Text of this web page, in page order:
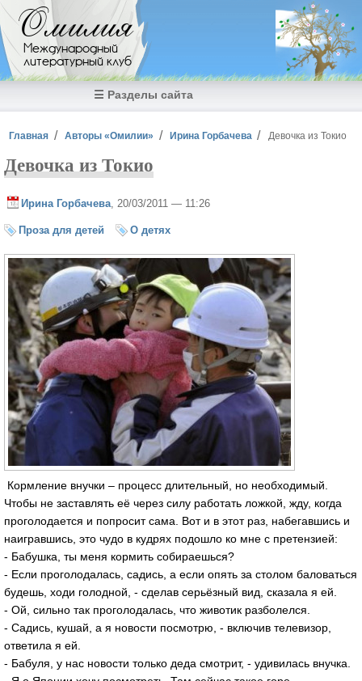
Перейти к основному содержанию
Омилия
Международный
литературный клуб
☰ Разделы сайта
Вы здесь
Главная Авторы «Омилии» Ирина Горбачева Девочка из Токио
Девочка из Токио
Ирина Горбачева , 20/03/2011 — 11:26
Проза для детей О детях
Кормление внучки – процесс длительный, но необходимый.
Чтобы не заставлять её через силу работать ложкой, жду, когда
проголодается и попросит сама. Вот и в этот раз, набегавшись и
наигравшись, это чудо в кудрях подошло ко мне с претензией:
- Бабушка, ты меня кормить собираешься?
- Если проголодалась, садись, а если опять за столом баловаться
будешь, ходи голодной, - сделав серьёзный вид, сказала я ей.
- Ой, сильно так проголодалась, что животик разболелся.
- Садись, кушай, а я новости посмотрю, - включив телевизор,
ответила я ей.
- Бабуля, у нас новости только деда смотрит, - удивилась внучка.